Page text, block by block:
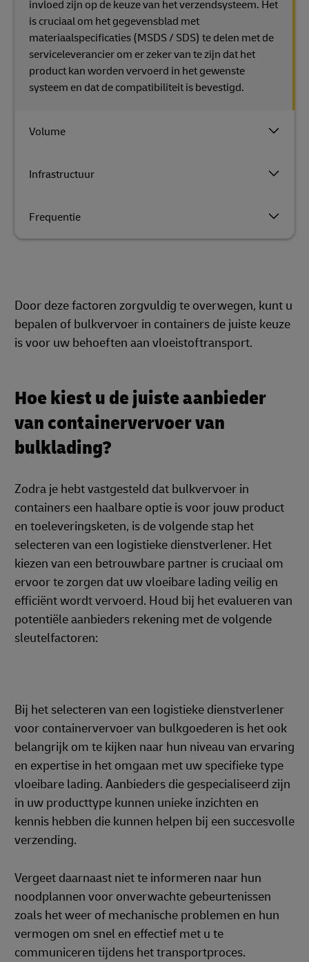
Volume
Infrastructuur
Frequentie
invloed zijn op de keuze van het verzendsysteem. Het
is cruciaal om het gegevensblad met
materiaalspecificaties (MSDS / SDS) te delen met de
serviceleverancier om er zeker van te zijn dat het
product kan worden vervoerd in het gewenste
systeem en dat de compatibiliteit is bevestigd.
Door deze factoren zorgvuldig te overwegen, kunt u
bepalen of bulkvervoer in containers de juiste keuze
is voor uw behoeften aan vloeistoftransport.
Hoe kiest u de juiste aanbieder
van containervervoer van
bulklading?
Zodra je hebt vastgesteld dat bulkvervoer in
containers een haalbare optie is voor jouw product
en toeleveringsketen, is de volgende stap het
selecteren van een logistieke dienstverlener. Het
kiezen van een betrouwbare partner is cruciaal om
ervoor te zorgen dat uw vloeibare lading veilig en
efficiënt wordt vervoerd. Houd bij het evalueren van
potentiële aanbieders rekening met de volgende
sleutelfactoren:
Bij het selecteren van een logistieke dienstverlener
voor containervervoer van bulkgoederen is het ook
belangrijk om te kijken naar hun niveau van ervaring
en expertise in het omgaan met uw specifieke type
vloeibare lading. Aanbieders die gespecialiseerd zijn
in uw producttype kunnen unieke inzichten en
kennis hebben die kunnen helpen bij een succesvolle
verzending.
Vergeet daarnaast niet te informeren naar hun
noodplannen voor onverwachte gebeurtenissen
zoals het weer of mechanische problemen en hun
vermogen om snel en effectief met u te
communiceren tijdens het transportproces.